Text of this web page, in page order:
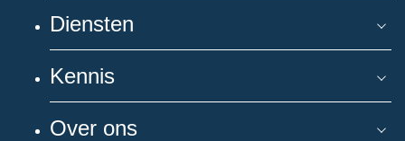
Diensten
Kennis
Over ons